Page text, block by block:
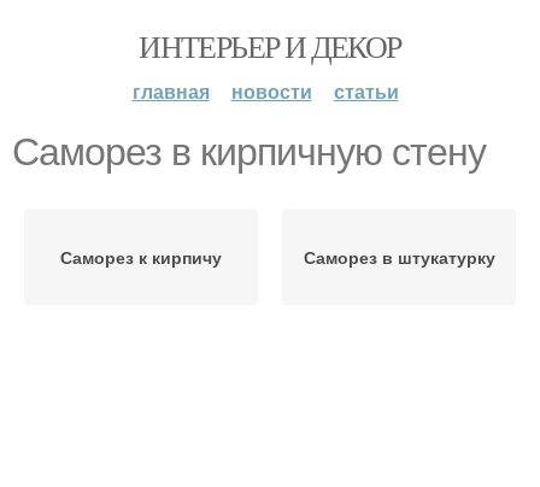
ИНТЕРЬЕР И ДЕКОР
главная новости статьи
Саморез в кирпичную стену
Саморез к кирпичу Саморез в штукатурку